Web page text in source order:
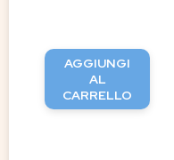
AGGIUNGI
AL
CARRELLO